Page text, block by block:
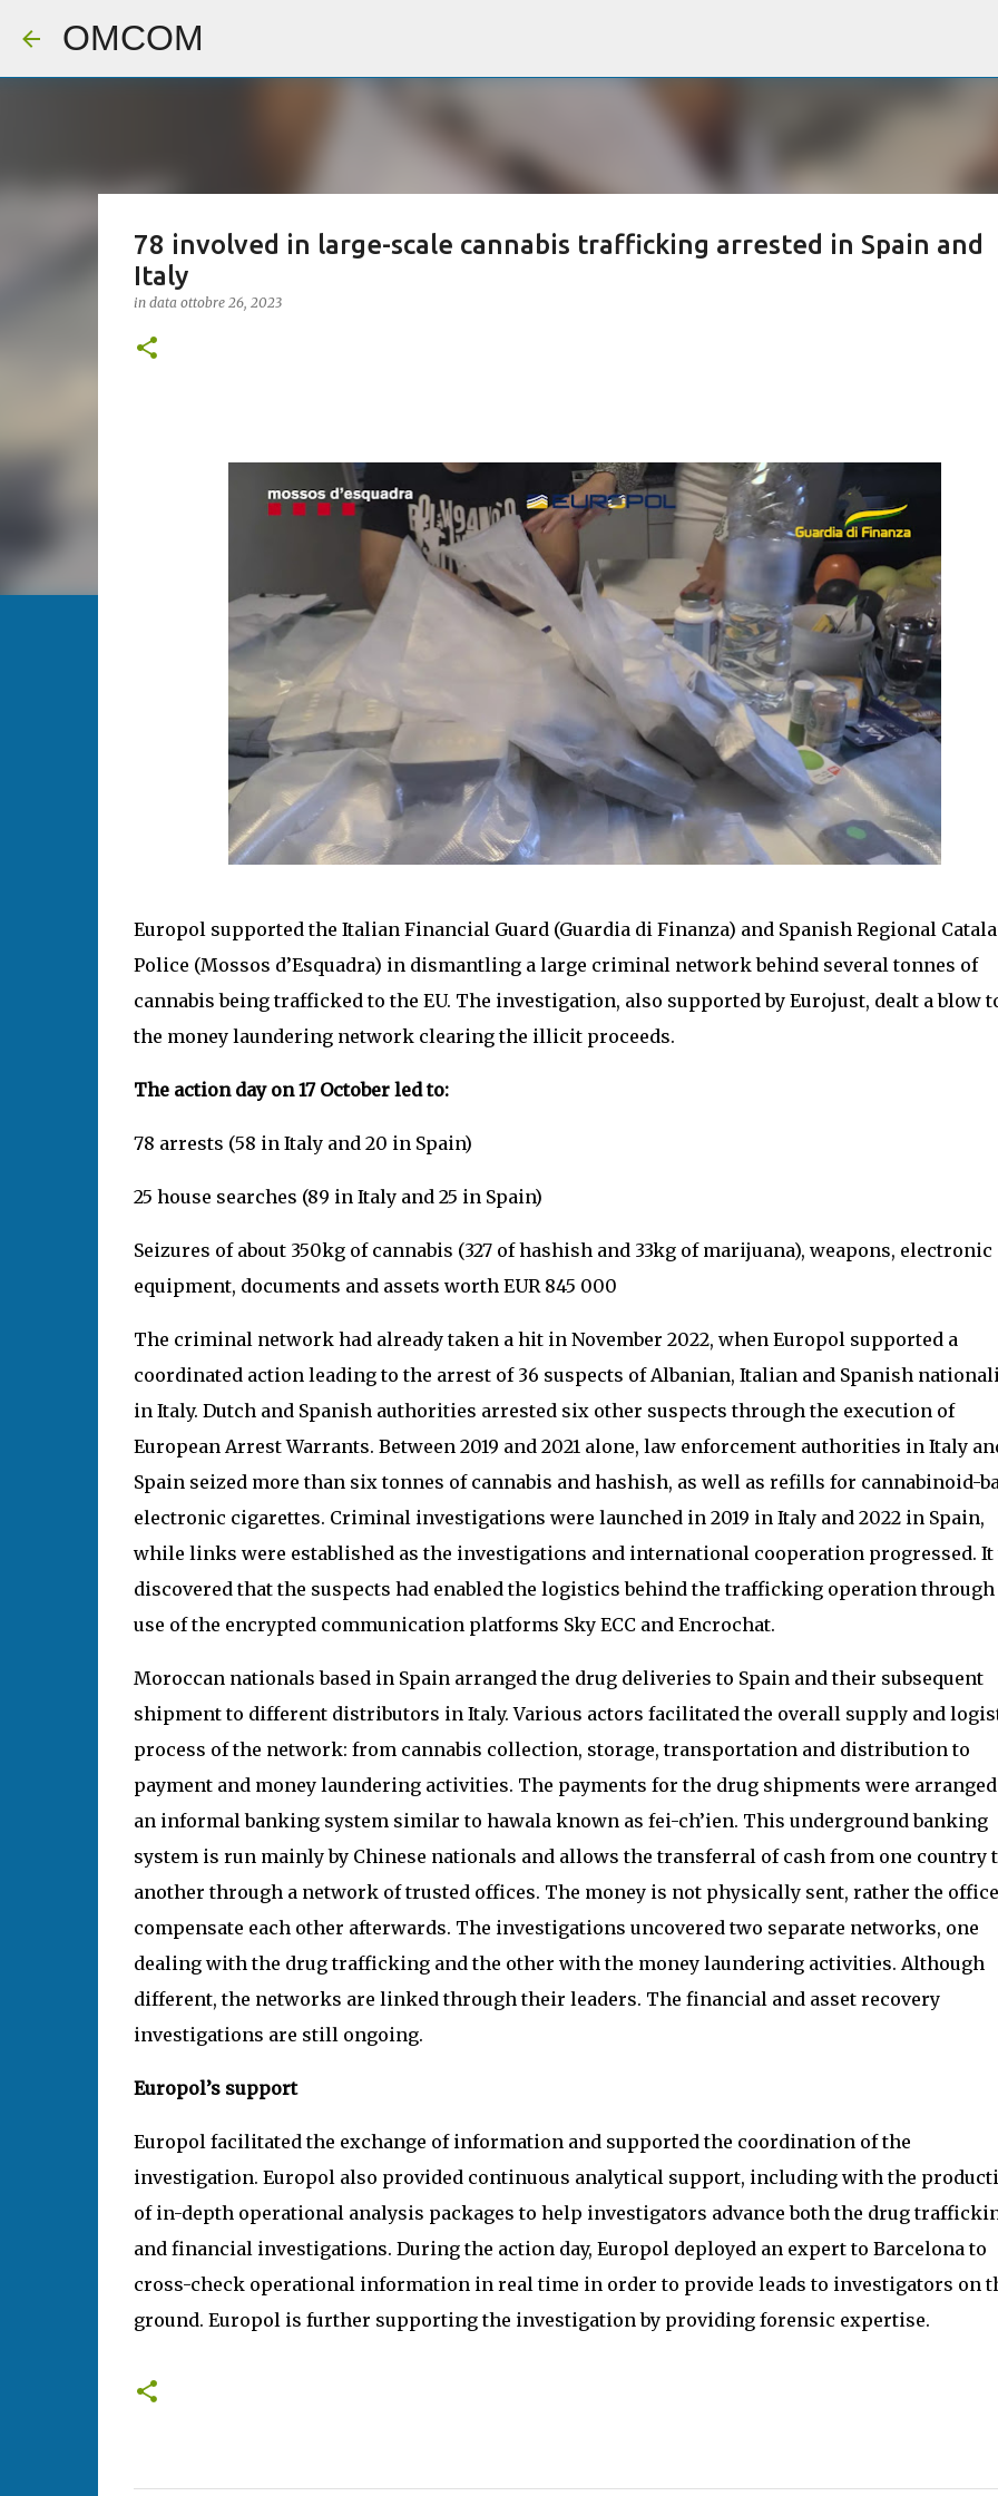
OMCOM
78 involved in large-scale cannabis trafficking arrested in Spain and
Italy
in data ottobre 26, 2023
Europol supported the Italian Financial Guard (Guardia di Finanza) and Spanish Regional
Police (Mossos d’Esquadra) in dismantling a large criminal network behind several tonnes of
cannabis being trafficked to the EU. The investigation, also supported by Eurojust, dealt a blow
the money laundering network clearing the illicit proceeds.
The action day on 17 October led to:
78 arrests (58 in Italy and 20 in Spain)
25 house searches (89 in Italy and 25 in Spain)
Seizures of about 350kg of cannabis (327 of hashish and 33kg of marijuana), weapons, electronic
equipment, documents and assets worth EUR 845 000
The criminal network had already taken a hit in November 2022, when Europol supported a
coordinated action leading to the arrest of 36 suspects of Albanian, Italian and Spanish
in Italy. Dutch and Spanish authorities arrested six other suspects through the execution of
European Arrest Warrants. Between 2019 and 2021 alone, law enforcement authorities in Italy
Spain seized more than six tonnes of cannabis and hashish, as well as refills for cannabinoid-
electronic cigarettes. Criminal investigations were launched in 2019 in Italy and 2022 in Spain,
while links were established as the investigations and international cooperation progressed. It
discovered that the suspects had enabled the logistics behind the trafficking operation through
use of the encrypted communication platforms Sky ECC and Encrochat.
Moroccan nationals based in Spain arranged the drug deliveries to Spain and their subsequent
shipment to different distributors in Italy. Various actors facilitated the overall supply and
process of the network: from cannabis collection, storage, transportation and distribution to
payment and money laundering activities. The payments for the drug shipments were
an informal banking system similar to hawala known as fei-ch’ien. This underground banking
system is run mainly by Chinese nationals and allows the transferral of cash from one country
another through a network of trusted offices. The money is not physically sent, rather the
compensate each other afterwards. The investigations uncovered two separate networks, one
dealing with the drug trafficking and the other with the money laundering activities. Although
different, the networks are linked through their leaders. The financial and asset recovery
investigations are still ongoing.
Europol’s support
Europol facilitated the exchange of information and supported the coordination of the
investigation. Europol also provided continuous analytical support, including with the
of in-depth operational analysis packages to help investigators advance both the drug
and financial investigations. During the action day, Europol deployed an expert to Barcelona to
cross-check operational information in real time in order to provide leads to investigators on
ground. Europol is further supporting the investigation by providing forensic expertise.